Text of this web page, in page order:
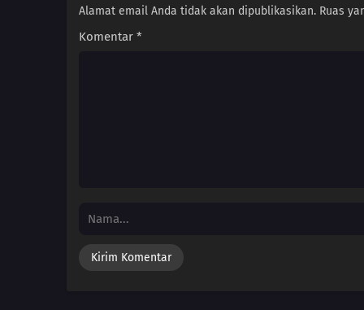
Alamat email Anda tidak akan dipublikasikan. Ruas
Komentar *